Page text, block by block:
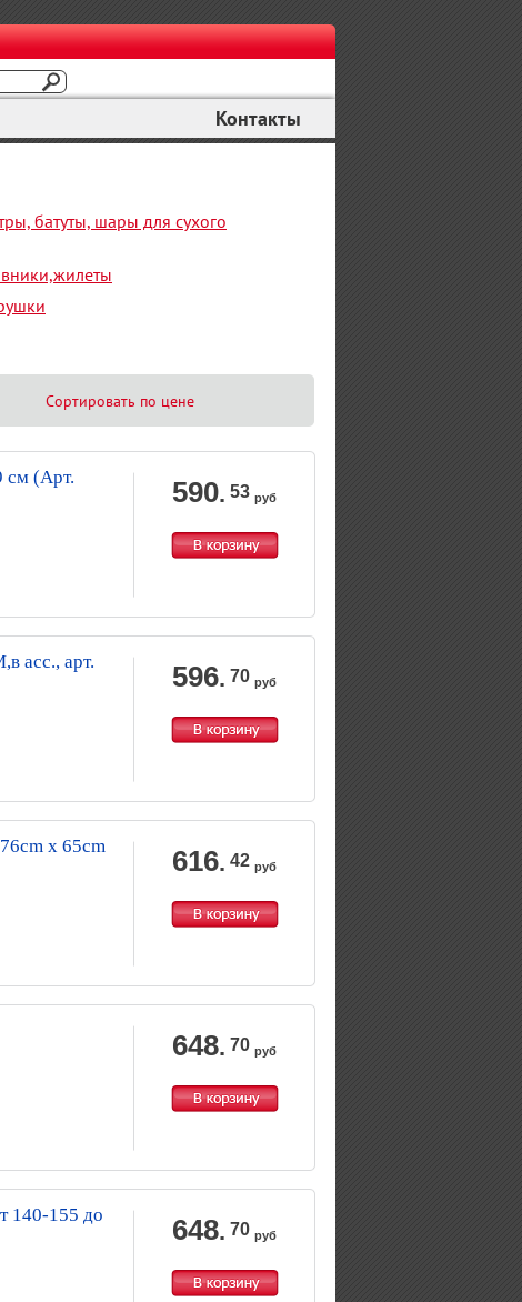
Контакты
батуты, шары для сухого
Сортировать по цене
см (Арт.
590. 53 руб
асс., арт.
596. 70 руб
x 65cm
616. 42 руб
648. 70 руб
140-155 до
648. 70 руб